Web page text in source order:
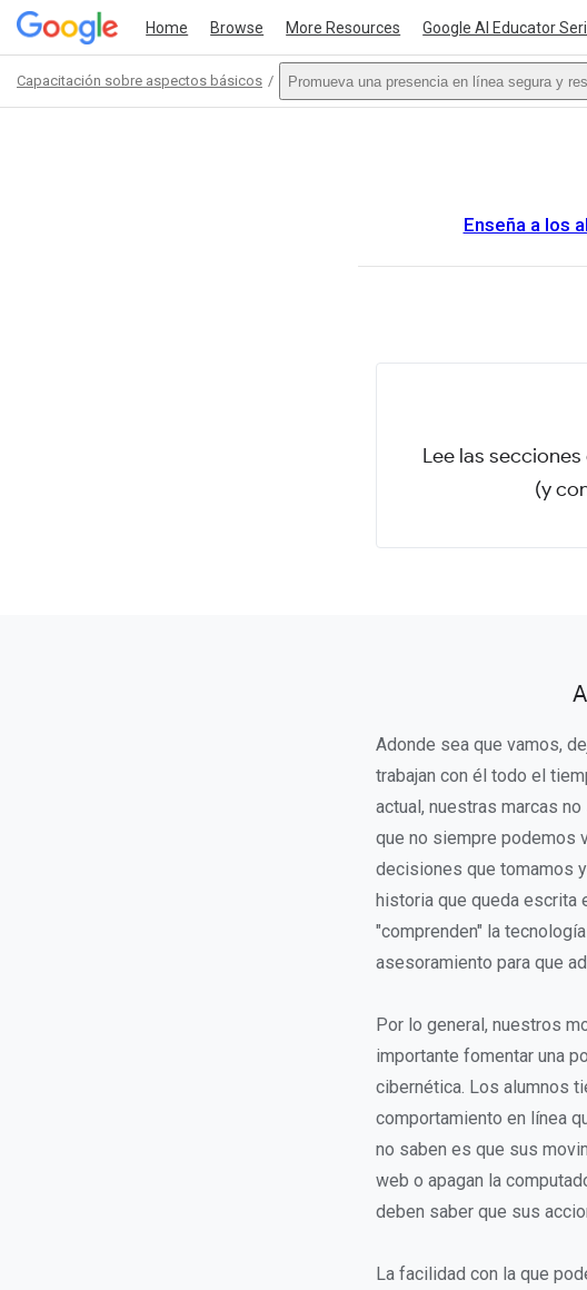
Home Browse More Resources Google AI Educator
Capacitación sobre aspectos básicos Promueva una presencia en línea segura y
Enseña a los
Lee las
(y
Adonde sea que vamos,
trabajan con él todo el
actual, nuestras marcas
que no siempre podemos
decisiones que tomamos
historia que queda escrita
"comprenden" la
asesoramiento para que
Por lo general, nuestros
importante fomentar una
cibernética. Los alumnos
comportamiento en línea
no saben es que sus
web o apagan la
deben saber que sus
La facilidad con la que